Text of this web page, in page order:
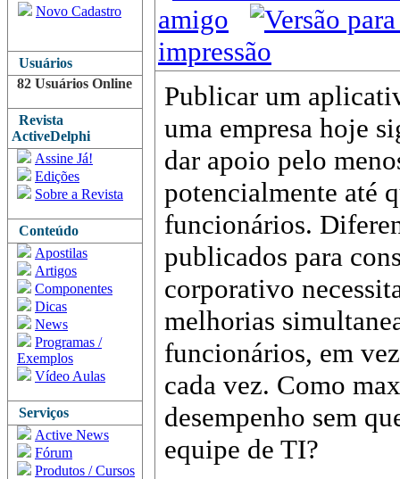
Novo Cadastro
Usuários
82 Usuários Online
Revista
ActiveDelphi
Assine Já!
Edições
Sobre a Revista
Conteúdo
Apostilas
Artigos
Componentes
Dicas
News
Programas /
Exemplos
Vídeo Aulas
Serviços
Active News
Fórum
Produtos / Cursos
amigo
impressão
Publicar um
uma empresa hoje
dar apoio pelo
potencialmente até
funcionários.
publicados para
corporativo
melhorias
funcionários, em
cada vez. Como
desempenho sem
equipe de TI?